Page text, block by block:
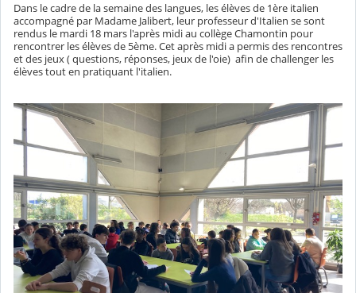
Dans le cadre de la semaine des langues, les élèves de 1ère italien
accompagné par Madame Jalibert, leur professeur d'Italien se sont
rendus le mardi 18 mars l'après midi au collège Chamontin pour
rencontrer les élèves de 5ème. Cet après midi a permis des rencontres
et des jeux ( questions, réponses, jeux de l'oie) afin de challenger les
élèves tout en pratiquant l'italien.